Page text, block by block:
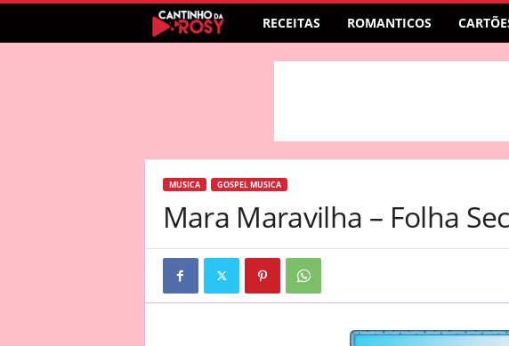
RECEITAS ROMANTICOS
MUSICA GOSPEL MUSICA
Mara Maravilha – Folha